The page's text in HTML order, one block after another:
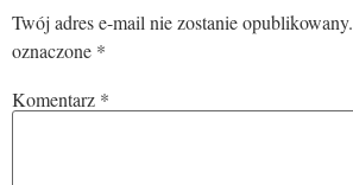
Twój adres e-mail nie zostanie opublikowany.
oznaczone *
Komentarz *